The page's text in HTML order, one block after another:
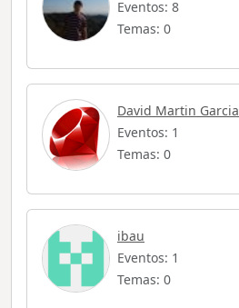
Eventos: 8
Temas: 0
David Martin Garcia
Eventos: 1
Temas: 0
ibau
Eventos: 1
Temas: 0